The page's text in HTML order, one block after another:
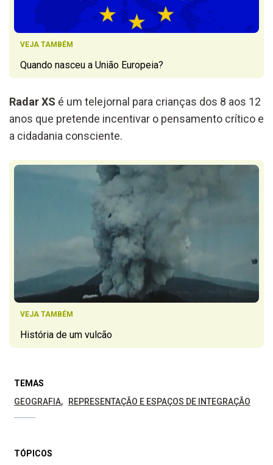
VEJA TAMBÉM
Quando nasceu a União Europeia?
Radar XS é um telejornal para crianças dos 8 aos 12
anos que pretende incentivar o pensamento crítico e
a cidadania consciente.
VEJA TAMBÉM
História de um vulcão
TEMAS
GEOGRAFIA
REPRESENTAÇÃO E ESPAÇOS DE INTEGRAÇÃO
TÓPICOS